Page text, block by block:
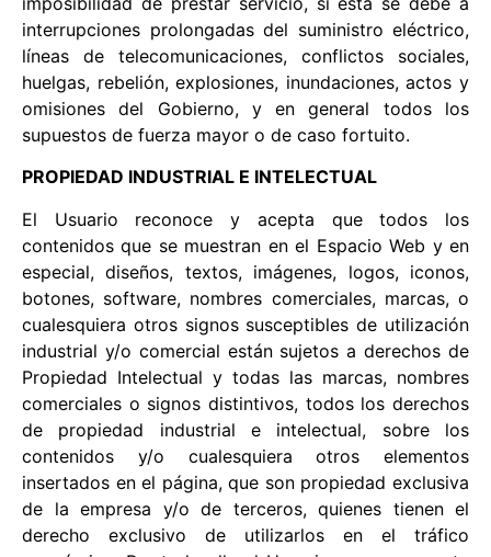
interrupciones prolongadas del suministro eléctrico,
líneas de telecomunicaciones, conflictos sociales,
huelgas, rebelión, explosiones, inundaciones, actos y
omisiones del Gobierno, y en general todos los
supuestos de fuerza mayor o de caso fortuito.
PROPIEDAD INDUSTRIAL E INTELECTUAL
El Usuario reconoce y acepta que todos los
contenidos que se muestran en el Espacio Web y en
especial, diseños, textos, imágenes, logos, iconos,
botones, software, nombres comerciales, marcas, o
cualesquiera otros signos susceptibles de utilización
industrial y/o comercial están sujetos a derechos de
Propiedad Intelectual y todas las marcas, nombres
comerciales o signos distintivos, todos los derechos
de propiedad industrial e intelectual, sobre los
contenidos y/o cualesquiera otros elementos
insertados en el página, que son propiedad exclusiva
de la empresa y/o de terceros, quienes tienen el
derecho exclusivo de utilizarlos en el tráfico